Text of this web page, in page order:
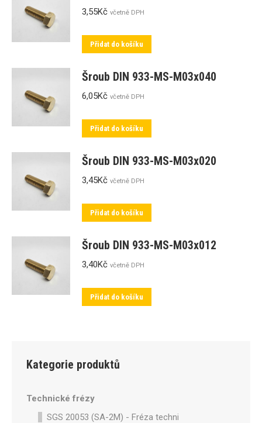
3,55Kč včetně DPH
Přidat do košíku
Šroub DIN 933-MS-M03x040
6,05Kč včetně DPH
Přidat do košíku
Šroub DIN 933-MS-M03x020
3,45Kč včetně DPH
Přidat do košíku
Šroub DIN 933-MS-M03x012
3,40Kč včetně DPH
Přidat do košíku
Kategorie produktů
Technické frézy
SGS 20053 (SA-2M) - Fréza technická SA-2M válcová